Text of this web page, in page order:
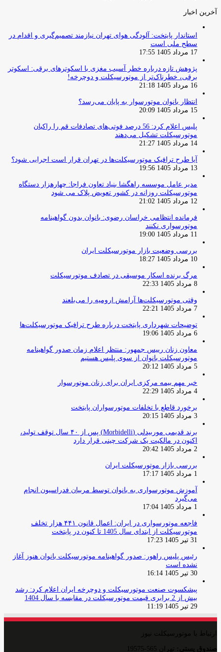
آخرین اخبار
استاندار پایتخت: آلودگی هوای تهران نیازمند تصمیم‌گیری و اقدام در
سطح ملی است
17 مرداد 1405 17:55
پژوهش تازه درباره خطر آسیب مغزی با اسکوترهای برقی: اسکوتر
برقی، خطرناک‌تر از موتورسیکلت و دوچرخه!
16 مرداد 1405 21:18
انتظار بانوان موتورسوار به پایان می‌رسد؟
15 مرداد 1405 20:09
پلیس اعلام کرد: 56 درصد فوتی‌های تصادفات قم را راکبان
موتورسیکلت تشکیل می‌دهند
14 مرداد 1405 21:27
آیا طرح ترافیک موتورسیکلت‌ها در تهران قرار است اجرایی شود؟
13 مرداد 1405 19:56
مدیر عامل موسسه راهگشا بنیاد تعاون فراجا: چهارهزار دستگاه
موتورسیکلت روزانه در کشور تعویض پلاک می شود
12 مرداد 1405 21:02
فرمانده انتظامی خراسان رضوی: بانوان بدون گواهینامه
موتورسواری نکنند
11 مرداد 1405 19:00
بررسی وضعیت بازار موتورسیکلت ایران
10 مرداد 1405 18:27
مرگ برنده اسکار موسیقی در تصادف موتورسیکلت
8 مرداد 1405 22:33
وقتی موتورسیکلت‌ها آرامش ارومیه را می‌بلعند
7 مرداد 1405 22:21
توضیحات شهرداری پایتخت درباره طرح ترافیک موتورسیکلت‌ها
6 مرداد 1405 19:06
معاون زنان رییس جمهور: منتظر اعلام زمان صدور گواهینامه
موتورسیکلت بانوان از سوی پلیس هستیم
5 مرداد 1405 20:12
خبر مهم بیمه مرکزی ایران برای زنان موتورسوار
4 مرداد 1405 22:29
برخورد قاطع با تخلفات موتورسواران پایتخت
3 مرداد 1405 20:15
برند قدیمی موربیدلی (Morbidelli) پس از ۴۰ سال توقف تولید،
اکنون در مالکیت یک شرکت چینی قرار دارد
2 مرداد 1405 20:42
بررسی بازار موتورسیکلت ایران
1 مرداد 1405 17:17
آموزش موتورسواری به بانوان توسط مربیان فدراسیون انجام
می‌گیرد
1 مرداد 1405 17:04
فاجعه موتورسواری در ایران: اعمال قانون ۴۴۱ هزار تخلف
موتورسیکلت از ابتدای سال 1405 تا کنون در پایتخت
31 تیر 1405 17:23
رئیس پلیس راهور: صدور گواهینامه موتورسیکلت بانوان هنوز آغاز
نشده است
30 تیر 1405 16:14
پیشکسوت صنعت موتورسیکلت و دوچرخه ایران اعلام کرد: رشد
بیش از 2 برابری قیمت موتورسیکلت در مقایسه با سال 1404
29 تیر 1405 11:19
ارتباط با موتورسیکلت نیوز
صندوق پستی: تهران 565-19575